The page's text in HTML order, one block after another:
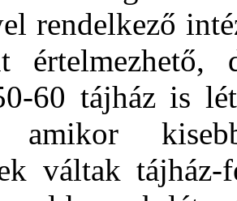
rendelkező
60 tájház is
amikor
váltak tájház-